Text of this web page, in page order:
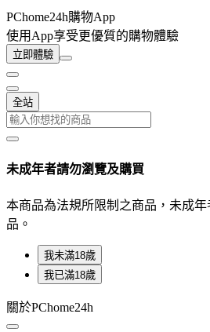
PChome24h購物App
使用App享受更優質的購物體驗
立即體驗
全站
未成年者請勿瀏覽及購買
本商品為法規所限制之商品，未成
品。
我未滿18歲
我已滿18歲
關於PChome24h